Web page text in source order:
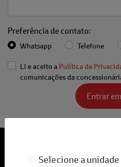
Preferência de contato:
Whatsapp Telefone
Li e aceito a Política de
comunicações da
Entrar
Selecione a